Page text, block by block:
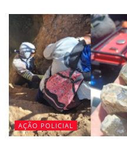
AÇÃO POLICIAL